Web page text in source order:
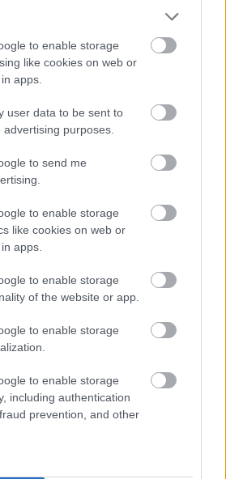
to enable storage
like cookies on web or
apps.
user data to be sent to
purposes.
to send me
to enable storage
like cookies on web or
apps.
to enable storage
of the website or app.
to enable storage
to enable storage
including authentication
prevention, and other
„Ohio impromtu”-ben, 1984-
című előadásban, amely
végnapjai című darabjából
RS9-ben, ahol Esterházy: Daisy-
két Podmaniczky
várva, Albert Einstein
Tőle: alapmondása volt, hogy a
a színésznél, és mivel ez
elő, kőkemény vitákat
a színházi igazságért.
elképzelhető, hogy
az ilyen tartásnak...
kezdve, saját egómat háttérbe
tekintettem, és
garmadájával állt elő,
átszőtt munkalégkört
krakélerkedett is, mint
de mindig csak a